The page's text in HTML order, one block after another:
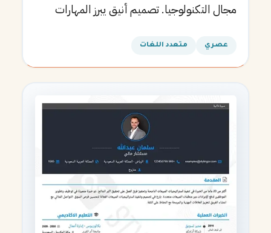
مجال التكنولوجيا. تصميم أنيق يبرز المهارات
عصري متعدد اللغات